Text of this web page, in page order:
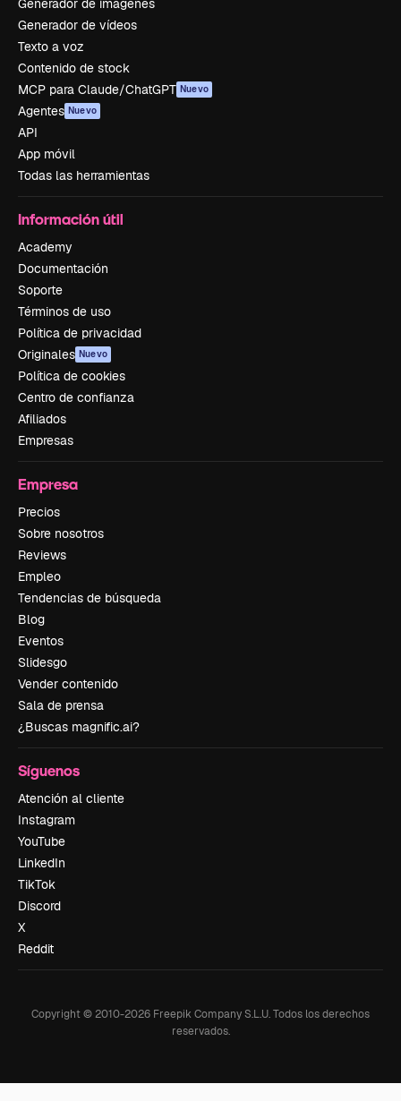
Generador de imágenes
Generador de vídeos
Texto a voz
Contenido de stock
MCP para Claude/ChatGPT Nuevo
Agentes Nuevo
API
App móvil
Todas las herramientas
Información útil
Academy
Documentación
Soporte
Términos de uso
Política de privacidad
Originales Nuevo
Política de cookies
Centro de confianza
Afiliados
Empresas
Empresa
Precios
Sobre nosotros
Reviews
Empleo
Tendencias de búsqueda
Blog
Eventos
Slidesgo
Vender contenido
Sala de prensa
¿Buscas magnific.ai?
Síguenos
Atención al cliente
Instagram
YouTube
LinkedIn
TikTok
Discord
X
Reddit
Copyright © 2010-2026 Freepik Company S.L.U.Todos los derechos
reservados.